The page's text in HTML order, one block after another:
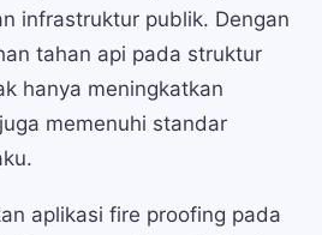
infrastruktur publik. Dengan
tahan api pada struktur
hanya meningkatkan
memenuhi standar
aplikasi fire proofing pada